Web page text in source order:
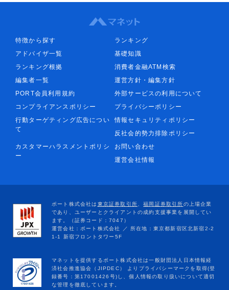
特徴から探す
ランキング
アドバイザ一覧
基礎知識
ランキング根拠
消費者金融ATM検索
編集者一覧
運営方針・編集方針
PORT会員利用規約
外部サービスの利用について
コンプライアンスポリシー
プライバシーポリシー
行動ターゲティング広告につい
て
情報セキュリティポリシー
反社会的勢力排除ポリシー
カスタマーハラスメントポリシ
ー
お問い合わせ
運営会社情報